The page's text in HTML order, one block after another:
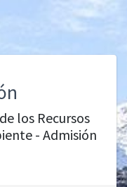
los Recursos
- Admisión